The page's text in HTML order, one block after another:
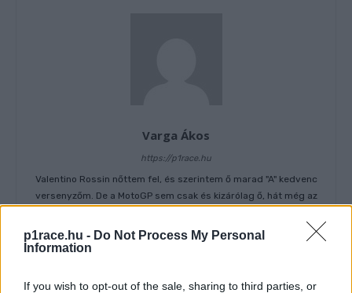
p1race.hu - Do Not Process My Personal
Information
If you wish to opt-out of the sale, sharing to third parties, or
Varga Ákos
https://p1race.hu
Valentino Rossin nőttem fel, és szerintem ő marad "A" kedvenc
versenyzőm. De a MotoGP sem csak és kizárólag ő, hát még az
végzettségem szerint olasz-spanyol szakos tanár vagyok, így
be is tudjátok viszonylag könnyen lőni, merrefelé irányul